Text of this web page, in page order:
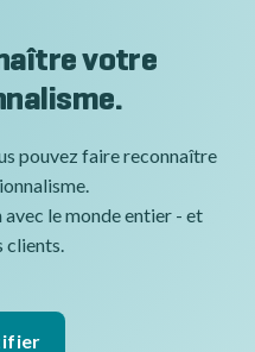
votre
pouvez faire reconnaître
le monde entier - et
clients.